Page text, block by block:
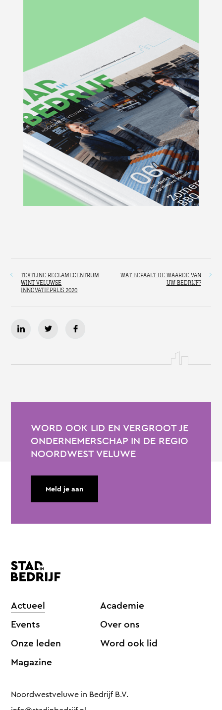
TEXTLINE RECLAMECENTRUM
WINT VELUWSE
INNOVATIEPRIJS 2020
WAT BEPAALT DE WAARDE VAN
UW BEDRIJF?
WORD OOK LID EN VERGROOT JE
ONDERNEMERSCHAP IN DE REGIO
NOORDWEST VELUWE
Meld je aan
Actueel
Events
Onze leden
Magazine
Academie
Over ons
Word ook lid
Noordwestveluwe in Bedrijf B.V.